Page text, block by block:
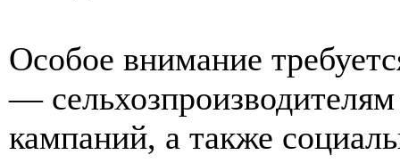
Особое внимание
—
кампаний, а также